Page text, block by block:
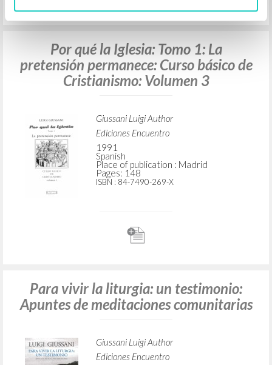
Por qué la Iglesia: Tomo 1: La
pretensión permanece: Curso básico de
Cristianismo: Volumen 3
Giussani Luigi Author
Ediciones Encuentro
1991
Spanish
Place of publication : Madrid
Pages: 148
ISBN : 84-7490-269-X
Para vivir la liturgia: un testimonio:
Apuntes de meditaciones comunitarias
Giussani Luigi Author
Ediciones Encuentro